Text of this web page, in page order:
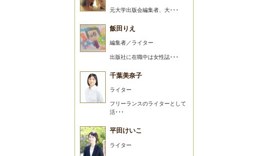
元大学出版会編集者、大･･･
飯田りえ
編集者／ライター
出版社に在職中は女性誌･･･
千葉美奈子
ライター
フリーランスのライターとして
活･･･
平田けいこ
ライター